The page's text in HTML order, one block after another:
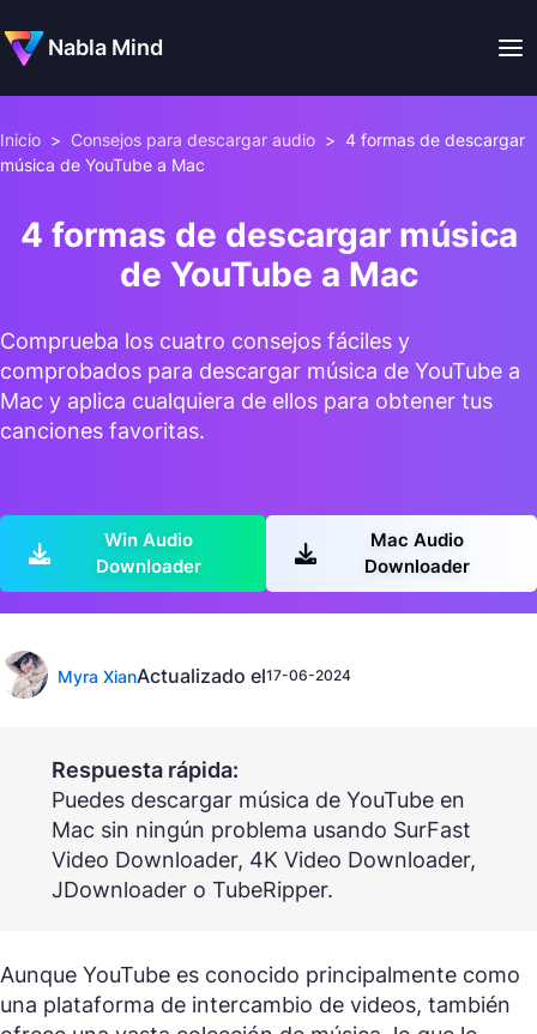
Nabla Mind
Inicio > Consejos para descargar audio > 4 formas de descargar
música de YouTube a Mac
4 formas de descargar música
de YouTube a Mac
Comprueba los cuatro consejos fáciles y
comprobados para descargar música de YouTube a
Mac y aplica cualquiera de ellos para obtener tus
canciones favoritas.
Win Audio
Downloader
Mac Audio
Downloader
Myra XianActualizado el17-06-2024
Respuesta rápida:
Puedes descargar música de YouTube en
Mac sin ningún problema usando SurFast
Video Downloader, 4K Video Downloader,
JDownloader o TubeRipper.
Aunque YouTube es conocido principalmente como
una plataforma de intercambio de videos, también